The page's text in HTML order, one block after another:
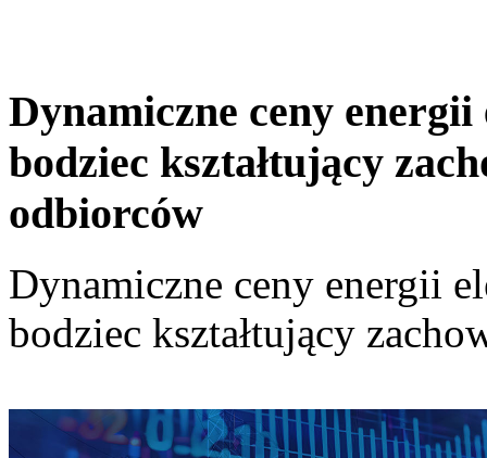
Dynamiczne ceny
bodziec kształtujący
odbiorców
Dynamiczne ceny energii
bodziec kształtujący